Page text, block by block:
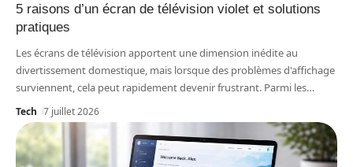
5 raisons d’un écran de télévision violet et solutions
pratiques
Les écrans de télévision apportent une dimension inédite au
divertissement domestique, mais lorsque des problèmes d'affichage
surviennent, cela peut rapidement devenir frustrant. Parmi les…
Tech 7 juillet 2026